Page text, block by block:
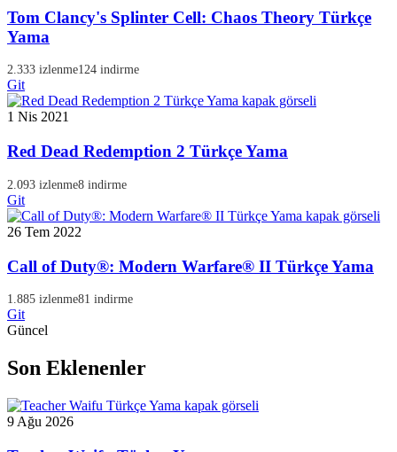
Tom Clancy's Splinter Cell: Chaos Theory Türkçe
Yama
2.333 izlenme124 indirme
Git
1 Nis 2021
Red Dead Redemption 2 Türkçe Yama
2.093 izlenme8 indirme
Git
26 Tem 2022
Call of Duty®: Modern Warfare® II Türkçe Yama
1.885 izlenme81 indirme
Git
Güncel
Son Eklenenler
9 Ağu 2026